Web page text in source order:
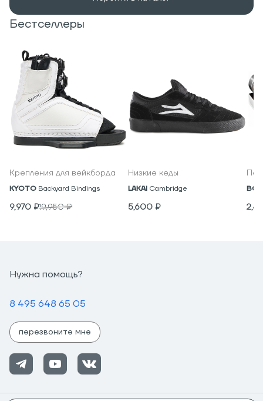
Бестселлеры
Крепления для вейкборда
KYOTO Backyard Bindings
9,970 ₽19,950₽
Низкие кеды
LAKAI Cambridge
5,600 ₽
Нужна помощь?
8 495 648 65 05
перезвоните мне